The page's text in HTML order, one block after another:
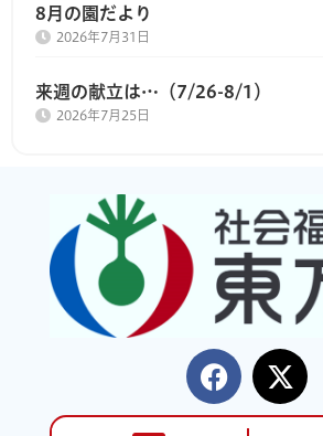
8月の園だより
2026年7月31日
来週の献立は…（7/26-8/1）
2026年7月25日